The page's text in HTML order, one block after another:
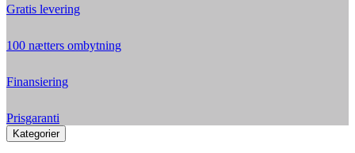
Gratis levering
100 nætters ombytning
Finansiering
Prisgaranti
Kategorier